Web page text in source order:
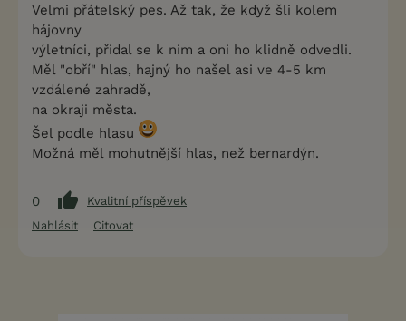
Velmi přátelský pes. Až tak, že když šli kolem
hájovny
výletníci, přidal se k nim a oni ho klidně odvedli.
Měl "obří" hlas, hajný ho našel asi ve 4-5 km
vzdálené zahradě,
na okraji města.
Šel podle hlasu
Možná měl mohutnější hlas, než bernardýn.
0
Kvalitní příspěvek
Nahlásit
Citovat